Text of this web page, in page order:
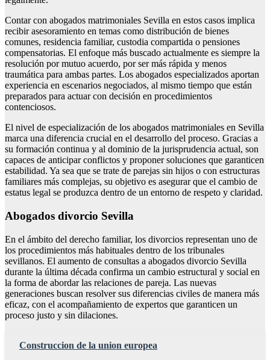
Contar con abogados matrimoniales Sevilla en estos casos implica
recibir asesoramiento en temas como distribución de bienes
comunes, residencia familiar, custodia compartida o pensiones
compensatorias. El enfoque más buscado actualmente es siempre la
resolución por mutuo acuerdo, por ser más rápida y menos
traumática para ambas partes. Los abogados especializados aportan
experiencia en escenarios negociados, al mismo tiempo que están
preparados para actuar con decisión en procedimientos
contenciosos.
El nivel de especialización de los abogados matrimoniales en Sevilla
marca una diferencia crucial en el desarrollo del proceso. Gracias a
su formación continua y al dominio de la jurisprudencia actual, son
capaces de anticipar conflictos y proponer soluciones que garanticen
estabilidad. Ya sea que se trate de parejas sin hijos o con estructuras
familiares más complejas, su objetivo es asegurar que el cambio de
estatus legal se produzca dentro de un entorno de respeto y claridad.
Abogados divorcio Sevilla
En el ámbito del derecho familiar, los divorcios representan uno de
los procedimientos más habituales dentro de los tribunales
sevillanos. El aumento de consultas a abogados divorcio Sevilla
durante la última década confirma un cambio estructural y social en
la forma de abordar las relaciones de pareja. Las nuevas
generaciones buscan resolver sus diferencias civiles de manera más
eficaz, con el acompañamiento de expertos que garanticen un
proceso justo y sin dilaciones.
Construccion de la union europea